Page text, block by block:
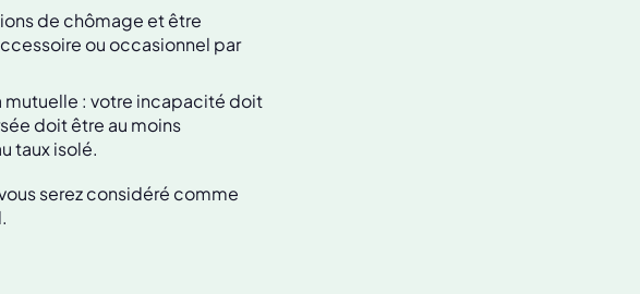
de chômage et être
ou occasionnel par
mutuelle : votre incapacité doit
doit être au moins
taux isolé.
serez considéré comme